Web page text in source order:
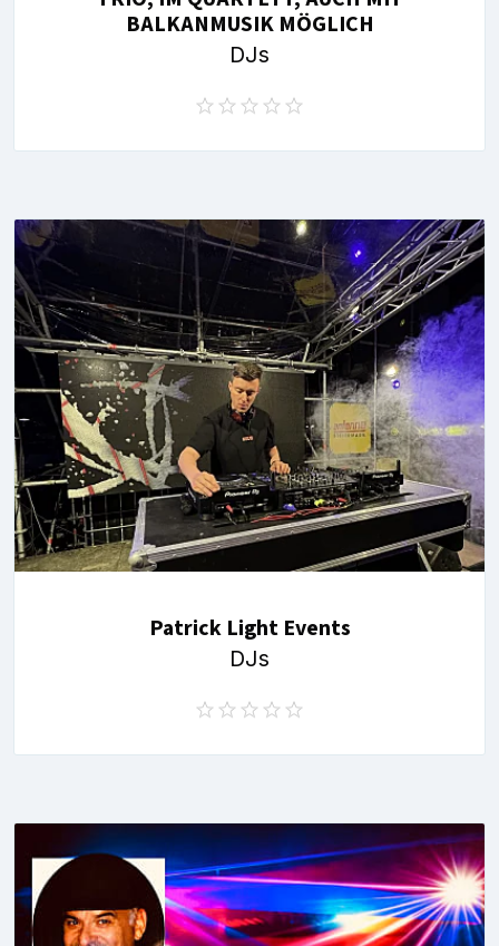
BALKANMUSIK MÖGLICH
DJs
Patrick Light Events
DJs